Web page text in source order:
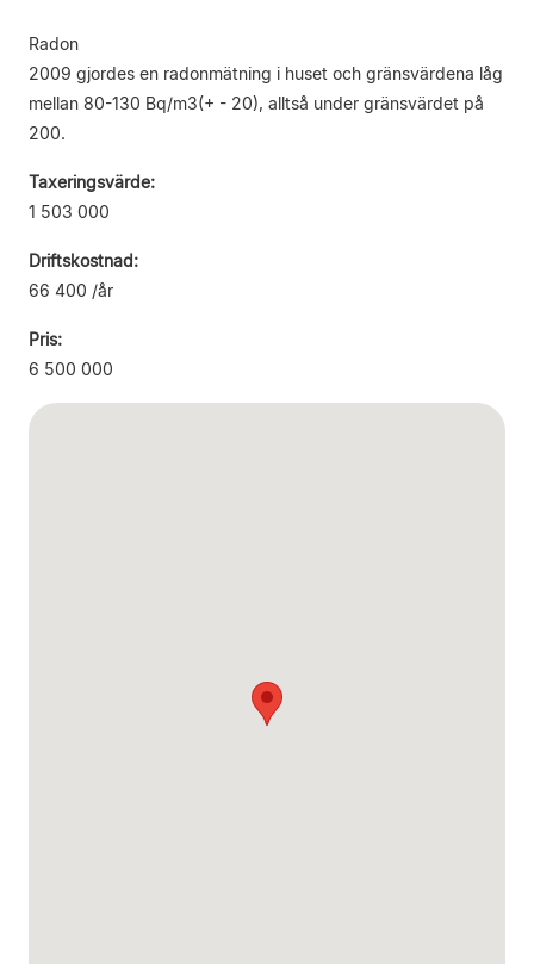
Radon
2009 gjordes en radonmätning i huset och gränsvärdena låg
mellan 80-130 Bq/m3(+ - 20), alltså under gränsvärdet på
200.
Taxeringsvärde:
1 503 000
Driftskostnad:
66 400 /år
Pris:
6 500 000